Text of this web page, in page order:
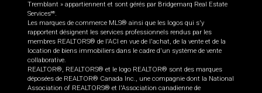
Tremblant » appartiennent et sont gérés par Bridgemarq Real Estate
ServicesMD.
Les marques de commerce MLS® ainsi que les logos qui s'y
rapportent désignent les services professionnels rendus par les
membres REALTORS® de l'ACI en vue de l'achat, de la vente et de la
location de biens immobiliers dans le cadre d'un système de vente
collaborative.
REALTOR®, REALTORS® et le logo REALTOR® sont des marques
déposées de REALTOR® Canada Inc., une compagnie dont la National
Association of REALTORS® et l'Association canadienne de